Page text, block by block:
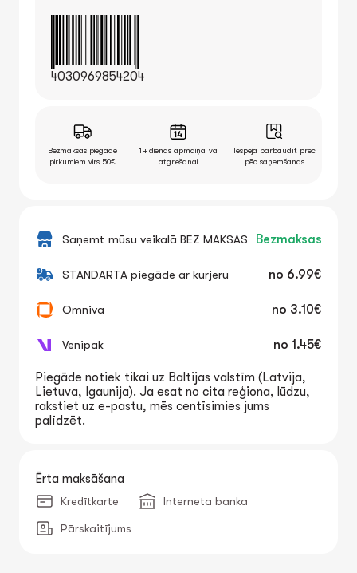
4030969854204
Bezmaksas piegāde
pirkumiem virs 50€
14 dienas apmaiņai vai
atgriešanai
Iespēja pārbaudīt preci
pēc saņemšanas
Saņemt mūsu veikalā BEZ MAKSAS Bezmaksas
STANDARTA piegāde ar kurjeru no 6.99€
Omniva no 3.10€
Venipak no 1.45€
Piegāde notiek tikai uz Baltijas valstīm (Latvija,
Lietuva, Igaunija). Ja esat no cita reģiona, lūdzu,
rakstiet uz e-pastu, mēs centīsimies jums
palīdzēt.
Ērta maksāšana
Kredītkarte Interneta banka
Pārskaitījums